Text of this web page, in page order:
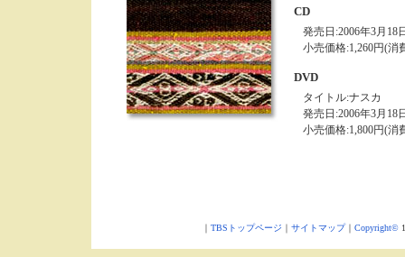
CD
発売日:2006年3月18
小売価格:1,260円(消
DVD
タイトル:ナスカ
発売日:2006年3月18
小売価格:1,800円(消
｜ TBSトップページ ｜ サイトマップ｜ Copyright©